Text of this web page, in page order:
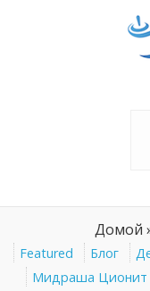
Домой
Featured Блог
Мидраша Ционит